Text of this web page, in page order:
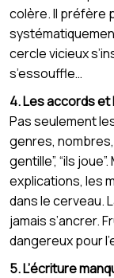
colère. Il préfère
cercle vicieux
s’essouffle…
4. Les accords
Pas seulement
genres,
gentille”, “ils
explications, les
dans le cerveau.
jamais s’ancrer.
dangereux pour
5. L’écriture